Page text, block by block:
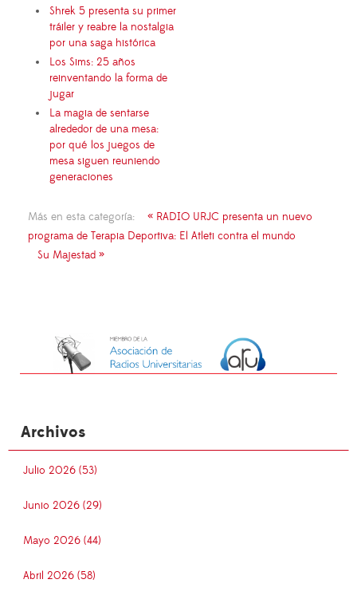
Shrek 5 presenta su primer
tráiler y reabre la nostalgia
por una saga histórica
Los Sims: 25 años
reinventando la forma de
jugar
La magia de sentarse
alrededor de una mesa:
por qué los juegos de
mesa siguen reuniendo
generaciones
Más en esta categoría:
« RADIO URJC presenta un nuevo
programa de Terapia Deportiva: El Atleti contra el mundo
Su Majestad »
Archivos
Julio 2026 (53)
Junio 2026 (29)
Mayo 2026 (44)
Abril 2026 (58)